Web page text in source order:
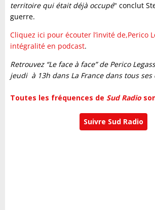
territoire qui était déjà occupé" conclut
guerre.
Cliquez ici pour écouter l’invité de,Perico
intégralité en podcast.
Retrouvez “Le face à face” de Perico
jeudi à 13h dans La France dans tous ses
Toutes les fréquences de Sud Radio
Suivre Sud Radio